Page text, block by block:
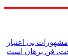
بی اعتبار
فن برهان است